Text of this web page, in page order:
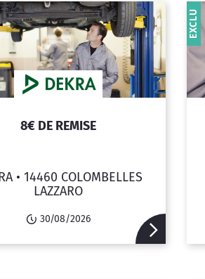
8€ DE REMISE
• 14460 COLOMBELLES
LAZZARO
30/08/2026
EXCLU